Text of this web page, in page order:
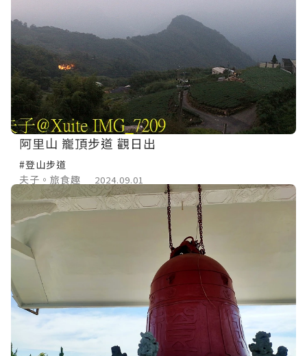
阿里山 巃頂步道 觀日出
#登山步道
夫子。旅食趣
2024.09.01